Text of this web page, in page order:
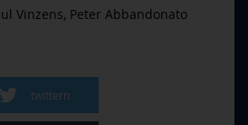
Vinzens, Peter Abbandonato
twittern